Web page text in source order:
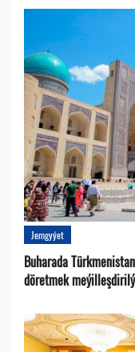
Jemgyýet
Buharada
döretmek